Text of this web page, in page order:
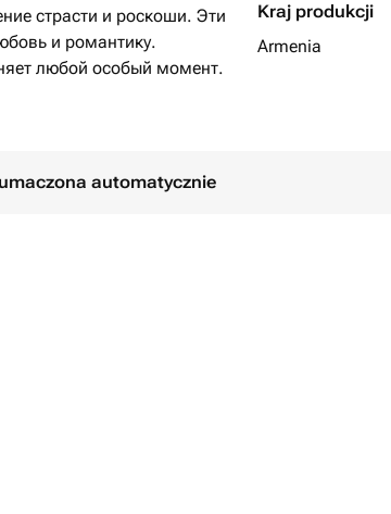
Kraj produkcji
Armenia
страсти и роскоши. Эти
и романтику.
любой особый момент.
automatycznie